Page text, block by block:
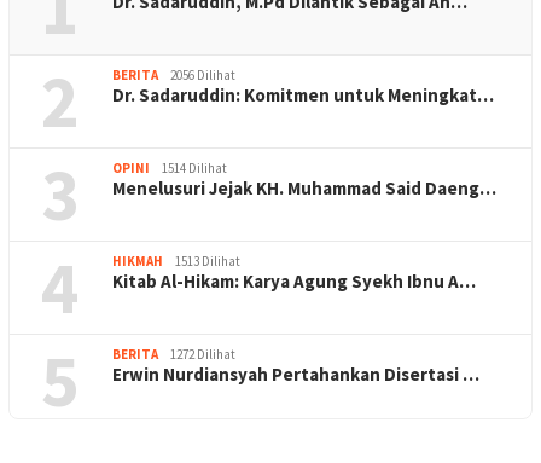
2 BERITA 2056 Dilihat
Dr. Sadaruddin: Komitmen untuk Meningkat…
3 OPINI 1514 Dilihat
Menelusuri Jejak KH. Muhammad Said Daeng…
4 HIKMAH 1513 Dilihat
Kitab Al-Hikam: Karya Agung Syekh Ibnu A…
5 BERITA 1272 Dilihat
Erwin Nurdiansyah Pertahankan Disertasi …